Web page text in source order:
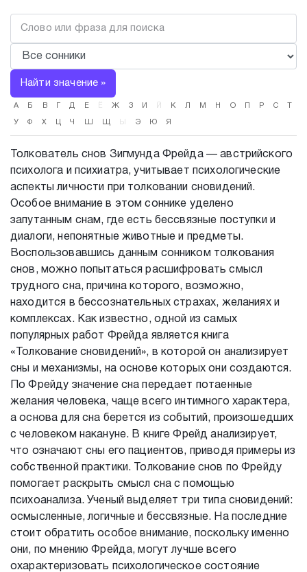
Найти значение »
А Б В Д Е Ё Ж З И Й К Л М Н О Р С
У Ф Х Ц Ч Ш Щ Ы Э Ю Я
Толкователь снов Зигмунда Фрейда — австрийского
психолога и психиатра, учитывает психологические
аспекты личности при толковании сновидений.
Особое внимание в этом соннике уделено
запутанным снам, где есть бессвязные поступки и
диалоги, непонятные животные и предметы.
Воспользовавшись данным сонником толкования
снов, можно попытаться расшифровать смысл
трудного сна, причина которого, возможно,
находится в бессознательных страхах, желаниях и
комплексах. Как известно, одной из самых
популярных работ Фрейда является книга
«Толкование сновидений», в которой он анализирует
сны и механизмы, на основе которых они создаются.
По Фрейду значение сна передает потаенные
желания человека, чаще всего интимного характера,
а основа для сна берется из событий, произошедших
с человеком накануне. В книге Фрейд анализирует,
что означают сны его пациентов, приводя примеры из
собственной практики. Толкование снов по Фрейду
помогает раскрыть смысл сна с помощью
психоанализа. Ученый выделяет три типа сновидений:
осмысленные, логичные и бессвязные. На последние
стоит обратить особое внимание, поскольку именно
они, по мнению Фрейда, могут лучше всего
охарактеризовать психологическое состояние